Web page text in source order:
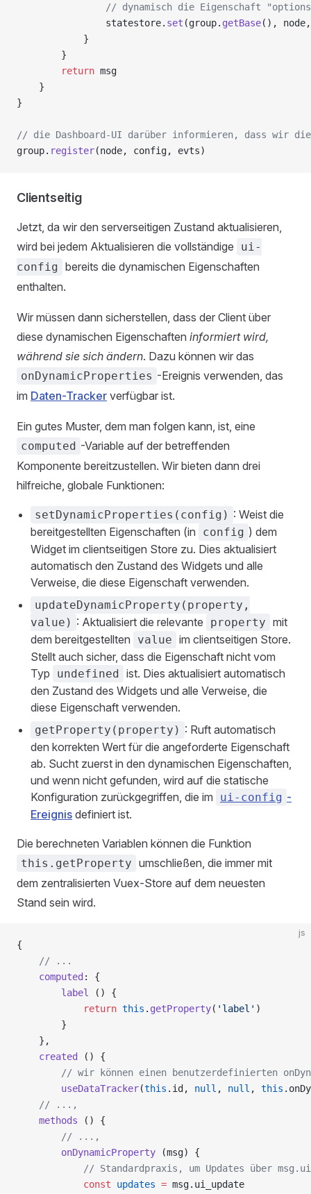
// dynamisch die Eigenschaft
                statestore.
set (group. getBase(),
            }
        }
        return
msg
    }
}
// die Dashboard-UI darüber informieren, dass wir
group. register(node, config, evts)
Clientseitig
Jetzt, da wir den serverseitigen Zustand aktualisieren,
wird bei jedem Aktualisieren die vollständige
ui-
config bereits die dynamischen Eigenschaften
enthalten.
Wir müssen dann sicherstellen, dass der Client über
diese dynamischen Eigenschaften informiert wird,
während sie sich ändern. Dazu können wir das
onDynamicProperties -Ereignis verwenden, das
im Daten-Tracker verfügbar ist.
Ein gutes Muster, dem man folgen kann, ist, eine
computed -Variable auf der betreffenden
Komponente bereitzustellen. Wir bieten dann drei
hilfreiche, globale Funktionen:
setDynamicProperties(config) : Weist die
bereitgestellten Eigenschaften (in
config ) dem
Widget im clientseitigen Store zu. Dies aktualisiert
automatisch den Zustand des Widgets und alle
Verweise, die diese Eigenschaft verwenden.
updateDynamicProperty(property,
value) : Aktualisiert die relevante property mit
dem bereitgestellten
value im clientseitigen Store.
Stellt auch sicher, dass die Eigenschaft nicht vom
Typ
undefined ist. Dies aktualisiert automatisch
den Zustand des Widgets und alle Verweise, die
diese Eigenschaft verwenden.
getProperty(property) : Ruft automatisch
den korrekten Wert für die angeforderte Eigenschaft
ab. Sucht zuerst in den dynamischen Eigenschaften,
und wenn nicht gefunden, wird auf die statische
Konfiguration zurückgegriffen, die im
ui-config -
Ereignis definiert ist.
Die berechneten Variablen können die Funktion
this.getProperty umschließen, die immer mit
dem zentralisierten Vuex-Store auf dem neuesten
Stand sein wird.
js
{
    // ...
    computed
: {
        label
() {
            return
this . getProperty( 'label' )
        }
    },
    created
() {
// wir können einen benutzerdefinierten
        useDataTracker
(this .id, null , null , this
    // ...,
    methods
() {
        // ...,
        onDynamicProperty
(msg) {
// Standardpraxis, um Updates über
            const
updates = msg.ui_update